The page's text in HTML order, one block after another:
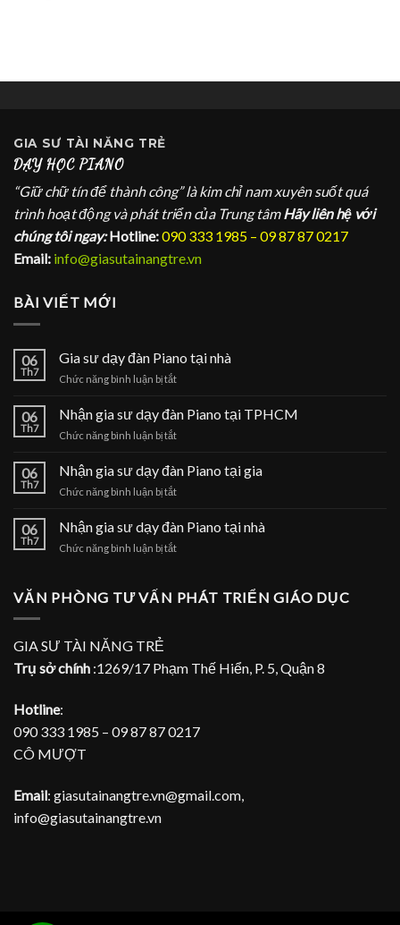
GIA SƯ TÀI NĂNG TRẺ
DẠY HỌC PIANO
“Giữ chữ tín để thành công” là kim chỉ nam xuyên suốt quá
trình hoạt động và phát triển của Trung tâm Hãy liên hệ với
chúng tôi ngay: Hotline:090 333 1985 – 09 87 87 0217
Email: info@giasutainangtre.vn
BÀI VIẾT MỚI
06
Th7
Gia sư dạy đàn Piano tại nhà
Chức năng bình luận bị tắtở
dạy
đàn
tại
06
Th7
Nhận gia sư dạy đàn Piano tại TPHCM
Chức năng bình luận bị tắtở
gia
sư
dạy
Piano
TPHCM
06
Th7
Nhận gia sư dạy đàn Piano tại gia
Chức năng bình luận bị tắtở
gia
sư
dạy
tại
06
Th7
Nhận gia sư dạy đàn Piano tại nhà
Chức năng bình luận bị tắtở
sư
nhà
VĂN PHÒNG TƯ VẤN PHÁT TRIỂN GIÁO DỤC
GIA SƯ TÀI NĂNG TRẺ
Trụ sở chính :1269/17 Phạm Thế Hiển, P. 5, Quận 8
Hotline:
090 333 1985 – 09 87 87 0217
CÔ MƯỢT
Email: giasutainangtre.vn@gmail.com,
info@giasutainangtre.vn